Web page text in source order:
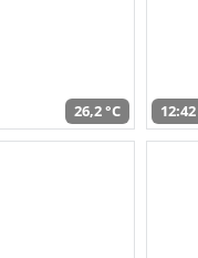
26,2 °C 12:42